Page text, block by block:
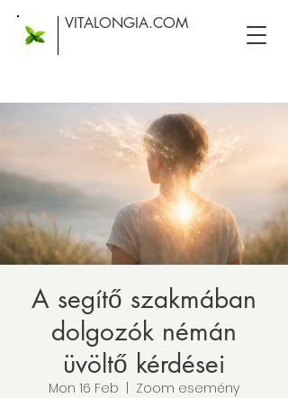
VITALONGIA.COM
A segítő szakmában
dolgozók némán
üvöltő kérdései
Mon 16 Feb
Zoom esemény